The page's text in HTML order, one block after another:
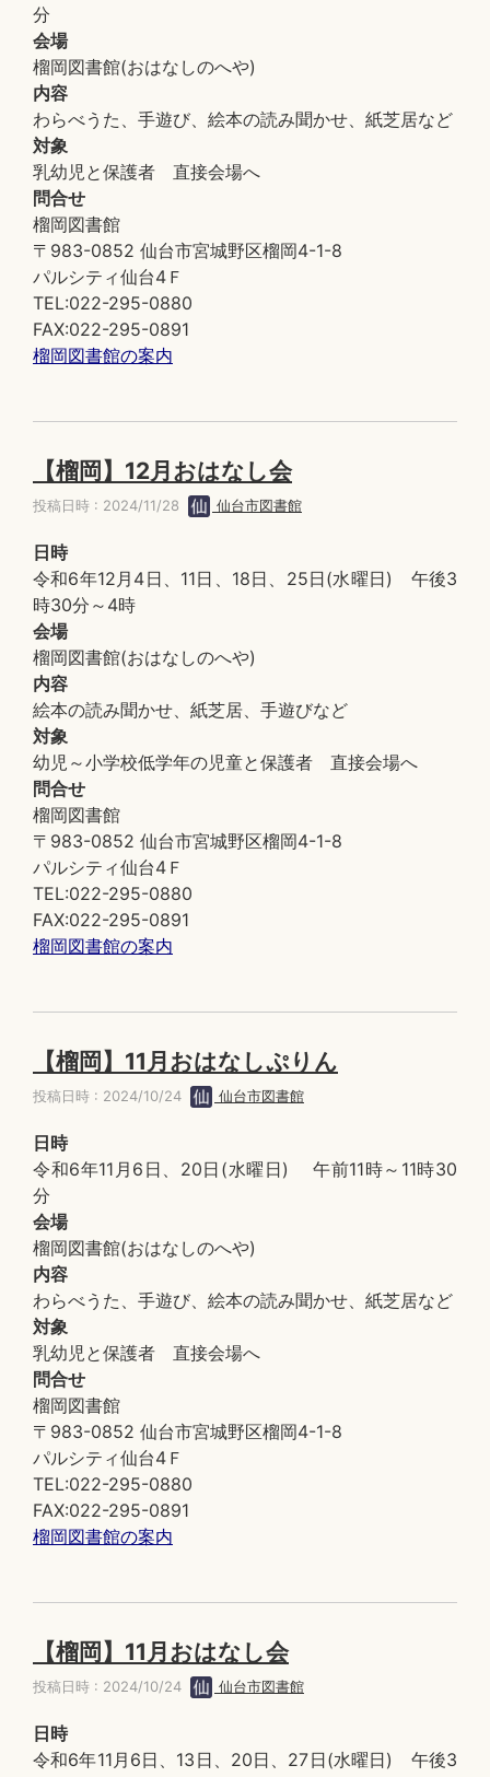
分
会場
榴岡図書館(おはなしのへや)
内容
わらべうた、手遊び、絵本の読み聞かせ、紙芝居など
対象
乳幼児と保護者 直接会場へ
問合せ
榴岡図書館
〒983-0852 仙台市宮城野区榴岡4-1-8
パルシティ仙台4Ｆ
TEL:022-295-0880
FAX:022-295-0891
榴岡図書館の案内
【榴岡】12月おはなし会
投稿日時 : 2024/11/28 仙台市図書館
日時
令和6年12月4日、11日、18日、25日(水曜日) 午後3
時30分～4時
会場
榴岡図書館(おはなしのへや)
内容
絵本の読み聞かせ、紙芝居、手遊びなど
対象
幼児～小学校低学年の児童と保護者 直接会場へ
問合せ
榴岡図書館
〒983-0852 仙台市宮城野区榴岡4-1-8
パルシティ仙台4Ｆ
TEL:022-295-0880
FAX:022-295-0891
榴岡図書館の案内
【榴岡】11月おはなしぷりん
投稿日時 : 2024/10/24 仙台市図書館
日時
令和6年11月6日、20日(水曜日) 午前11時～11時30
分
会場
榴岡図書館(おはなしのへや)
内容
わらべうた、手遊び、絵本の読み聞かせ、紙芝居など
対象
乳幼児と保護者 直接会場へ
問合せ
榴岡図書館
〒983-0852 仙台市宮城野区榴岡4-1-8
パルシティ仙台4Ｆ
TEL:022-295-0880
FAX:022-295-0891
榴岡図書館の案内
【榴岡】11月おはなし会
投稿日時 : 2024/10/24 仙台市図書館
日時
令和6年11月6日、13日、20日、27日(水曜日) 午後3